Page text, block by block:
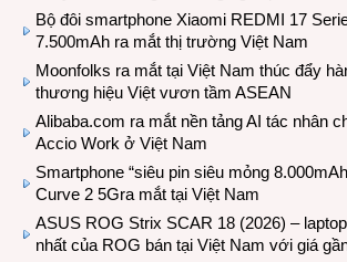
Bộ đôi smartphone Xiaomi REDMI 17
7.500mAh ra mắt thị trường Việt Nam
Moonfolks ra mắt tại Việt Nam thúc đẩy
thương hiệu Việt vươn tầm ASEAN
Alibaba.com ra mắt nền tảng AI tác nhân
Accio Work ở Việt Nam
Smartphone “siêu pin siêu mỏng
Curve 2 5Gra mắt tại Việt Nam
ASUS ROG Strix SCAR 18 (2026) –
nhất của ROG bán tại Việt Nam với giá